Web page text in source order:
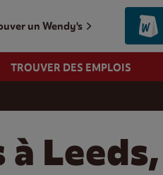
un Wendy's
TROUVER DES EMPLOIS